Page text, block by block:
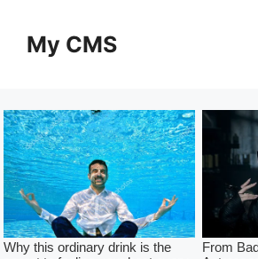
contentMy CMS